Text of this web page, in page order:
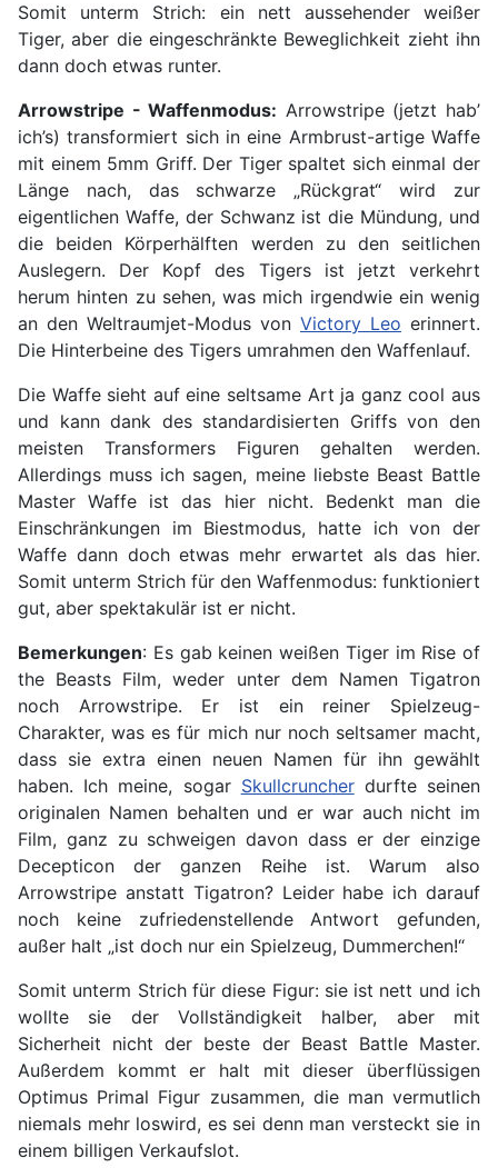
Somit unterm Strich: ein nett aussehender weißer
Tiger, aber die eingeschränkte Beweglichkeit zieht ihn
dann doch etwas runter.
Arrowstripe - Waffenmodus: Arrowstripe (jetzt hab’
ich’s) transformiert sich in eine Armbrust-artige Waffe
mit einem 5mm Griff. Der Tiger spaltet sich einmal der
Länge nach, das schwarze „Rückgrat“ wird zur
eigentlichen Waffe, der Schwanz ist die Mündung, und
die beiden Körperhälften werden zu den seitlichen
Auslegern. Der Kopf des Tigers ist jetzt verkehrt
herum hinten zu sehen, was mich irgendwie ein wenig
an den Weltraumjet-Modus von Victory Leo erinnert.
Die Hinterbeine des Tigers umrahmen den Waffenlauf.
Die Waffe sieht auf eine seltsame Art ja ganz cool aus
und kann dank des standardisierten Griffs von den
meisten Transformers Figuren gehalten werden.
Allerdings muss ich sagen, meine liebste Beast Battle
Master Waffe ist das hier nicht. Bedenkt man die
Einschränkungen im Biestmodus, hatte ich von der
Waffe dann doch etwas mehr erwartet als das hier.
Somit unterm Strich für den Waffenmodus: funktioniert
gut, aber spektakulär ist er nicht.
Bemerkungen: Es gab keinen weißen Tiger im Rise of
the Beasts Film, weder unter dem Namen Tigatron
noch Arrowstripe. Er ist ein reiner Spielzeug-
Charakter, was es für mich nur noch seltsamer macht,
dass sie extra einen neuen Namen für ihn gewählt
haben. Ich meine, sogar Skullcruncherdurfte seinen
originalen Namen behalten und er war auch nicht im
Film, ganz zu schweigen davon dass er der einzige
Decepticon der ganzen Reihe ist. Warum also
Arrowstripe anstatt Tigatron? Leider habe ich darauf
noch keine zufriedenstellende Antwort gefunden,
außer halt „ist doch nur ein Spielzeug, Dummerchen!“
Somit unterm Strich für diese Figur: sie ist nett und ich
wollte sie der Vollständigkeit halber, aber mit
Sicherheit nicht der beste der Beast Battle Master.
Außerdem kommt er halt mit dieser überflüssigen
Optimus Primal Figur zusammen, die man vermutlich
niemals mehr loswird, es sei denn man versteckt sie in
einem billigen Verkaufslot.